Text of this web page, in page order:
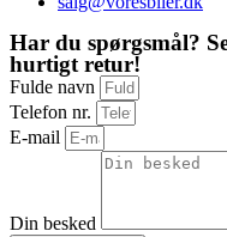
Har du spørgsmål?
hurtigt retur!
Fulde navn
Telefon nr.
E-mail
Din besked